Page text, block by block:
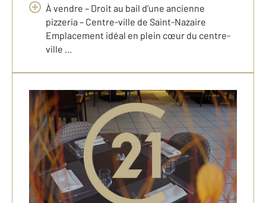
À vendre – Droit au bail d’une ancienne
pizzeria – Centre-ville de Saint-Nazaire
Emplacement idéal en plein cœur du centre-
ville ...